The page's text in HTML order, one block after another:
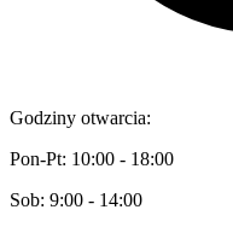
Godziny otwarcia:
Pon-Pt: 10:00 - 18:00
Sob: 9:00 - 14:00